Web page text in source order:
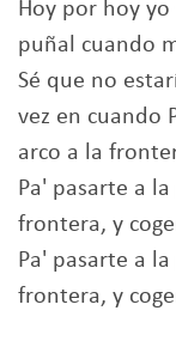
Hoy por hoy
puñal cuando
Sé que no
vez en cuando
arco a la
Pa' pasarte a
frontera, y
Pa' pasarte a
frontera, y